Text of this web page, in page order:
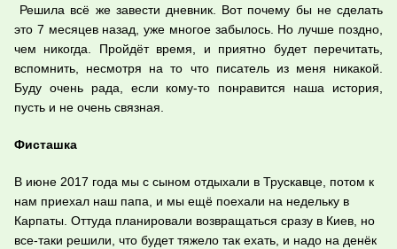
Решила всё же завести дневник. Вот почему бы не сделать
это 7 месяцев назад, уже многое забылось. Но лучше поздно,
чем никогда. Пройдёт время, и приятно будет перечитать,
вспомнить, несмотря на то что писатель из меня никакой.
Буду очень рада, если кому-то понравится наша история,
пусть и не очень связная.
Фисташка
В июне 2017 года мы с сыном отдыхали в Трускавце, потом к
нам приехал наш папа, и мы ещё поехали на недельку в
Карпаты. Оттуда планировали возвращаться сразу в Киев, но
все-таки решили, что будет тяжело так ехать, и надо на денёк